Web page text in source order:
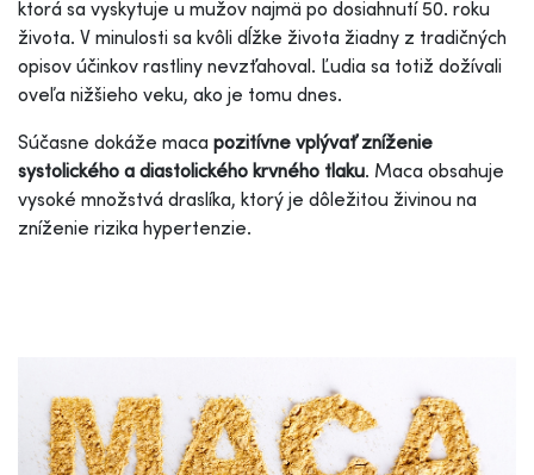
ktorá sa vyskytuje u mužov najmä po dosiahnutí 50. roku
života. V minulosti sa kvôli dĺžke života žiadny z tradičných
opisov účinkov rastliny nevzťahoval. Ľudia sa totiž dožívali
oveľa nižšieho veku, ako je tomu dnes.
Súčasne dokáže maca pozitívne vplývať zníženie
systolického a diastolického krvného tlaku. Maca obsahuje
vysoké množstvá draslíka, ktorý je dôležitou živinou na
zníženie rizika hypertenzie.